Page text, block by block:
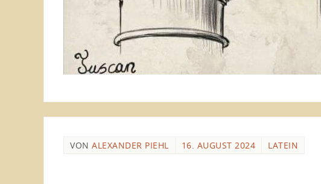
VON ALEXANDER PIEHL 16. AUGUST 2024 LATEIN